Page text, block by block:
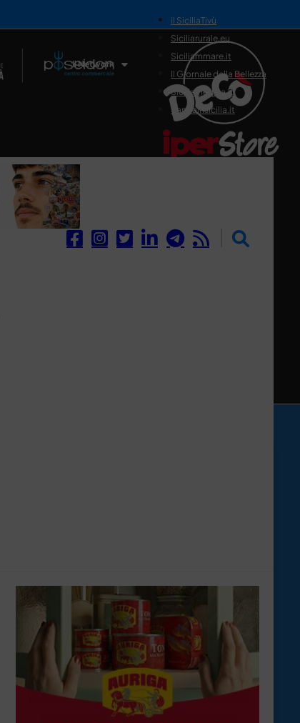
Il Network
il SiciliaTivù
Siciliarurale.eu
Siciliammare.it
Il Giornale della Bellezza
Siciliamedica.it
Sanitainsicilia.it